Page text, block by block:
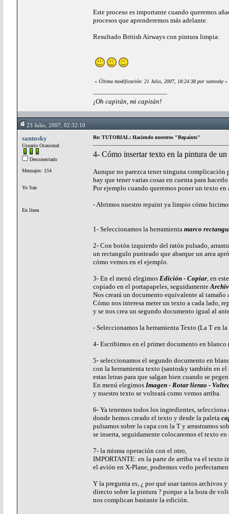
Este proceso es importante cuando queremos
procesos que aprenderemos más adelante.
Resultado British Airways con pintura limpia:
« Última modificación: 21 Julio, 2007, 18:24:38 por santosky»
¡Oh capitán, mi capitán!
23 Julio, 2007, 02:32:10
santosky
Usuario Ocasional
Desconectado
Mensajes: 154
Yo San
En línea
Re: TUTORIAL: Haciendo nuestros "Repaints"
4- Cómo insertar texto en la pintura de
Aunque no parezca tener ninguna complicación
hay que tener varias cosas en cuenta para
Por ejemplo cuando queremos poner un texto en
- Abrimos nuestro repaint ya limpio cómo
1- Seleccionamos la herramienta marco
2- Con botón izquierdo del ratón pulsado,
un rectangulo punteado que abarque un area
cómo vemos en el ejemplo.
3- En el menú elegimos Edición - Copiar , en
copiado en el portapapeles, seguidamente
Nos creará un documento equivalente al
Cómo nos interesa meter un texto a cada lado,
y se nos crea un segundo documento igual al
- Seleccionamos la herramienta Texto (La T en la
4- Escribimos en el primer documento en
5- seleccionamos el segundo documento en
con la herramienta texto (santosky también en
estas letras para que salgan bien cuando se
En menú elegimos Imagen - Rotar lienzo -
y nuestro texto se volteará como vemos arriba.
6- Ya tenemos todos los ingredientes,
donde hemos creado el texto y desde la paleta
pulsamos sobre la capa con la T y arrastramos
se inserta, seguidamente colocaremos el texto
7- la misma operación con el otro,
IMPORTANTE: en la parte de arriba va el texto
el avión en X-Plane, podremos verlo
Y la pregunta es, ¿ por qué usar tantos archivos
directo sobre la pintura ? porque a la hora de
nos complican bastante la edición.